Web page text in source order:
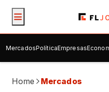
MercadosPolíticaEmpresas
Home Mercados